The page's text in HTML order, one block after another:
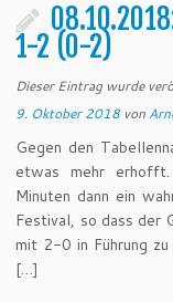
1-2 (0-2)
Dieser Eintrag wurde
9. Oktober 2018 von
Gegen den
etwas mehr
Minuten dann ein
Festival, so dass der
mit 2-0 in Führung zu
[…]